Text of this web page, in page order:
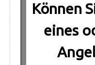
Können
eines